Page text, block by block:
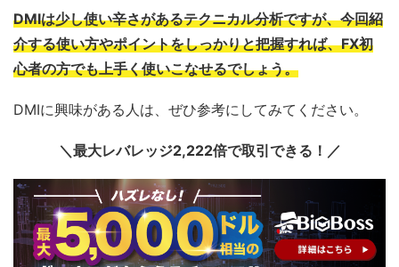
DMIは少し使い辛さがあるテクニカル分析ですが、今回紹
介する使い方やポイントをしっかりと把握すれば、FX初
心者の方でも上手く使いこなせるでしょう。
DMIに興味がある人は、ぜひ参考にしてみてください。
＼最大レバレッジ2,222倍で取引できる！／